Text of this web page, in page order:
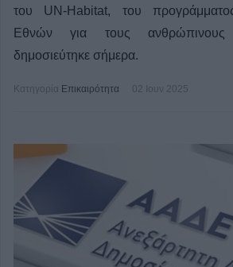
του UN-Habitat, του
Εθνών για τους ανθρώπινους
δημοσιεύτηκε σήμερα.
Κατηγορία Επικαιρότητα 02 Ιουν 2025